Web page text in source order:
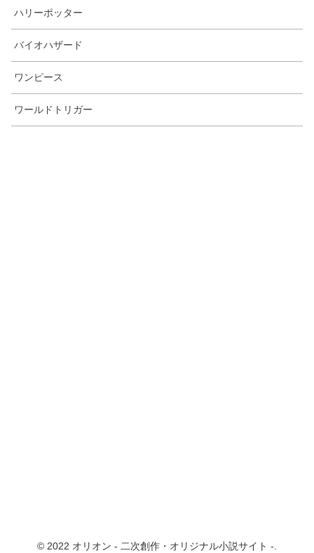
ハリーポッター
バイオハザード
ワンピース
ワールドトリガー
© 2022 オリオン - 二次創作・オリジナル小説サイト -.